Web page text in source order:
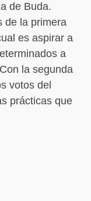
de Buda.
de la primera
es aspirar a
a
la segunda
votos del
prácticas que